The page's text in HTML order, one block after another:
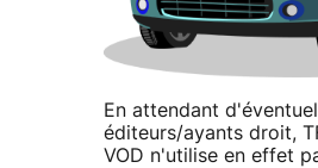
En attendant
éditeurs/ayants droit,
VOD n'utilise en effet